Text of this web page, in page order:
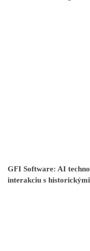
GFI Software: AI
interakciu s